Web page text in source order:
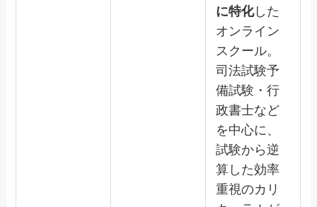
に特化した
オンライン
スクール。
司法試験予
備試験・行
政書士など
を中心に、
試験から逆
算した効率
重視のカリ